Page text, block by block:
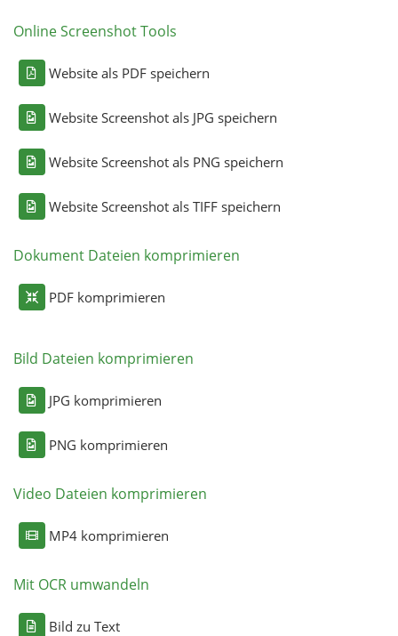
Online Screenshot Tools
Website als PDF speichern
Website Screenshot als JPG speichern
Website Screenshot als PNG speichern
Website Screenshot als TIFF speichern
Dokument Dateien komprimieren
PDF komprimieren
Bild Dateien komprimieren
JPG komprimieren
PNG komprimieren
Video Dateien komprimieren
MP4 komprimieren
Mit OCR umwandeln
Bild zu Text